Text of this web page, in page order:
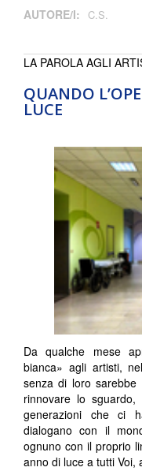
AUTORE/I: C.S.
QUANDO
LUCE
LA PAROLA AGLI
Da qualche mese
bianca» agli artisti,
senza di loro
rinnovare lo
generazioni che ci
dialogano con il
ognuno con il proprio
anno di luce a tutti Voi,